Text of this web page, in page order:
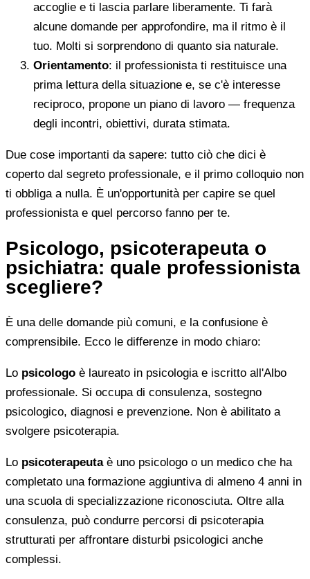
accoglie e ti lascia parlare liberamente. Ti farà
alcune domande per approfondire, ma il ritmo è il
tuo. Molti si sorprendono di quanto sia naturale.
Orientamento: il professionista ti restituisce una
prima lettura della situazione e, se c'è interesse
reciproco, propone un piano di lavoro — frequenza
degli incontri, obiettivi, durata stimata.
Due cose importanti da sapere: tutto ciò che dici è
coperto dal segreto professionale, e il primo colloquio non
ti obbliga a nulla. È un'opportunità per capire se quel
professionista e quel percorso fanno per te.
Psicologo, psicoterapeuta o
psichiatra: quale professionista
scegliere?
È una delle domande più comuni, e la confusione è
comprensibile. Ecco le differenze in modo chiaro:
Lo psicologo è laureato in psicologia e iscritto all'Albo
professionale. Si occupa di consulenza, sostegno
psicologico, diagnosi e prevenzione. Non è abilitato a
svolgere psicoterapia.
Lo psicoterapeutaè uno psicologo o un medico che ha
completato una formazione aggiuntiva di almeno 4 anni in
una scuola di specializzazione riconosciuta. Oltre alla
consulenza, può condurre percorsi di psicoterapia
strutturati per affrontare disturbi psicologici anche
complessi.